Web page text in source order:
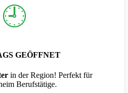
🕘
GEÖFFNET
in der Region! Perfekt für
Berufstätige.